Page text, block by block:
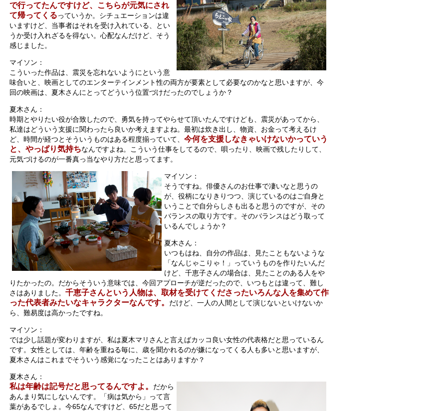
で行ってたんですけど、こちらが元気にされ
て帰ってくるっていうか。シチュエーションは違
いますけど、当事者はそれを受け入れている、とい
うか受け入れざるを得ない。心配なんだけど、そう
感じました。
マイソン：
こういった作品は、震災を忘れないようにという意
味合いと、映画としてのエンターテインメント性の両方が要素として必要なのかなと思いますが、今
回の映画は、夏木さんにとってどういう位置づけだったのでしょうか？
夏木さん：
時期とやりたい役が合致したので、勇気を持ってやらせて頂いたんですけども、震災があってから、
私達はどういう支援に関わったら良いか考えますよね。最初は炊き出し、物資、お金って考えるけ
ど、時間が経つとそういうものはある程度揃っていて、 今何を支援しなきゃいけないかっていう
と、やっぱり気持ちなんですよね。こういう仕事をしてるので、唄ったり、映画で残したりして、
元気づけるのが一番真っ当なやり方だと思ってます。
マイソン：
そうですね。俳優さんのお仕事で凄いなと思うの
が、役柄になりきりつつ、演じているのはご自身と
いうことで自分らしさも出ると思うのですが、その
バランスの取り方です。そのバランスはどう取って
いるんでしょうか？
夏木さん：
いつもはね、自分の作品は、見たこともないような
「なんじゃこりゃ！」っていうものを作りたいんだ
けど、千恵子さんの場合は、見たことのある人をや
りたかったの。だからそういう意味では、今回アプローチが逆だったので、いつもとは違って、難し
さはありました。 千恵子さんという人物は、取材を受けてくださったいろんな人を集めて作
った代表者みたいなキャラクターなんです。 だけど、一人の人間として演じないといけないか
ら、難易度は高かったですね。
マイソン：
では少し話題が変わりますが、私は夏木マリさんと言えばカッコ良い女性の代表格だと思っているん
です。女性としては、年齢を重ねる毎に、歳を聞かれるのが嫌になってくる人も多いと思いますが、
夏木さんはこれまでそういう感覚になったことはありますか？
夏木さん：
私は年齢は記号だと思ってるんですよ。 だから
あんまり気にしないんです。「病は気から」って言
葉があるでしょ。今65なんですけど、65だと思って